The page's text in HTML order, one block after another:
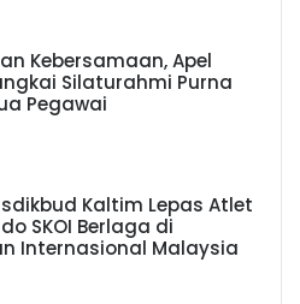
Kebersamaan, Apel
Silaturahmi Purna
Pegawai
Kaltim Lepas Atlet
SKOI Berlaga di
Internasional Malaysia